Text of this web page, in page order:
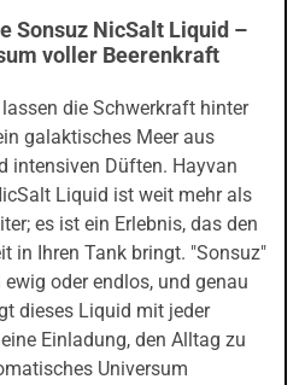
Sonsuz NicSalt Liquid –
voller Beerenkraft
die Schwerkraft hinter
galaktisches Meer aus
intensiven Düften. Hayvan
Liquid ist weit mehr als
es ist ein Erlebnis, das den
in Ihren Tank bringt. "Sonsuz"
oder endlos, und genau
dieses Liquid mit jeder
Einladung, den Alltag zu
Universum